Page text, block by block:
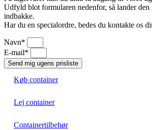
Udfyld blot formularen nedenfor, så lander den
indbakke.
Har du en specialordre, bedes du kontakte os
Navn*
E-mail*
Send mig ugens prisliste
Køb container
Lej container
Containertilbehør